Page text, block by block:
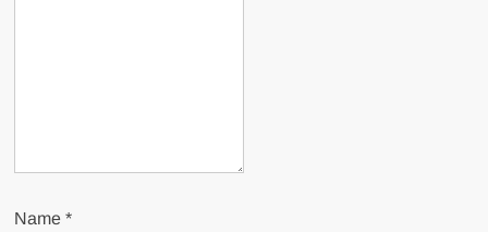
Name*